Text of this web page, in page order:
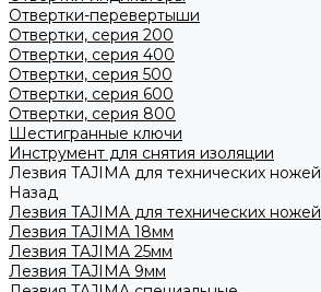
Отвертки-перевертыши
Отвертки, серия 200
Отвертки, серия 400
Отвертки, серия 500
Отвертки, серия 600
Отвертки, серия 800
Шестигранные ключи
Инструмент для снятия изоляции
Лезвия TAJIMA для технических ножей
Назад
Лезвия TAJIMA для технических ножей
Лезвия TAJIMA 18мм
Лезвия TAJIMA 25мм
Лезвия TAJIMA 9мм